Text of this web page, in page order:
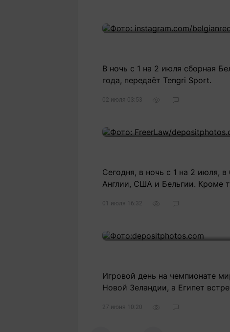
В ночь с 1 на 2 июля сборная
года, передаёт Tengri Sport.
02 июля 03:53
Сегодня, в ночь с 1 на 2 июля,
Англии, США и Бельгии. Кроме
01 июля 16:32
Игровой день на чемпионате
Новой Зеландии, а Египет
27 июня 10:20